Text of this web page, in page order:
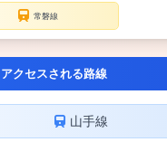
常磐線
クセスされる路線
山手線